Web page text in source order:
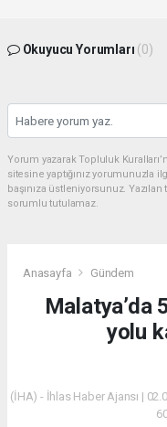
Okuyucu Yorumları (0)
Yorum yazarak Topluluk
sitesine yaptığınız yorumunuzla
başınıza üstleniyorsunuz.
sorumlu tutulamaz.
Anasayfa Gündem
Malatya’da
yolu
(İHA) - İhlas Haber Ajansı |